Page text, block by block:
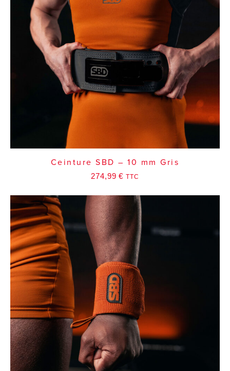
Ceinture SBD – 10 mm Gris
274,99€ TTC